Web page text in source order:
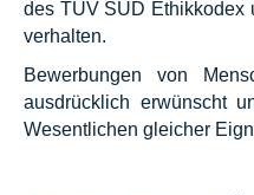
des TÜV SÜD Ethikkodex
verhalten.
Bewerbungen von
ausdrücklich erwünscht
Wesentlichen gleicher